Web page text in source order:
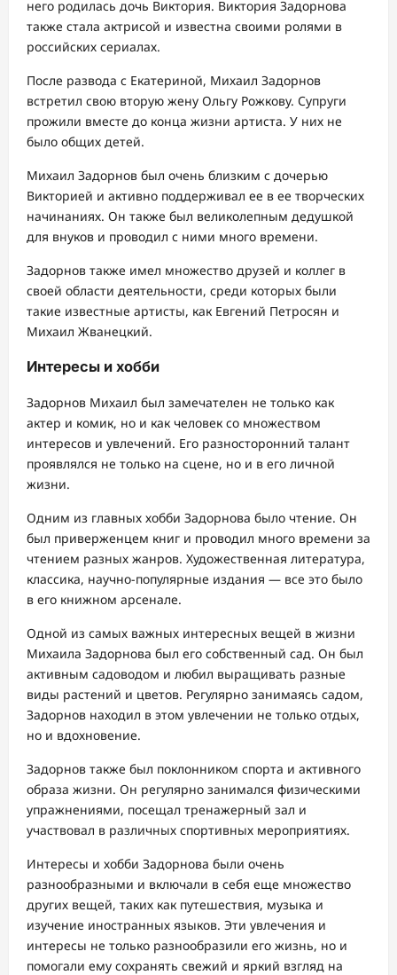
него родилась дочь Виктория. Виктория Задорнова
также стала актрисой и известна своими ролями в
российских сериалах.
После развода с Екатериной, Михаил Задорнов
встретил свою вторую жену Ольгу Рожкову. Супруги
прожили вместе до конца жизни артиста. У них не
было общих детей.
Михаил Задорнов был очень близким с дочерью
Викторией и активно поддерживал ее в ее творческих
начинаниях. Он также был великолепным дедушкой
для внуков и проводил с ними много времени.
Задорнов также имел множество друзей и коллег в
своей области деятельности, среди которых были
такие известные артисты, как Евгений Петросян и
Михаил Жванецкий.
Интересы и хобби
Задорнов Михаил был замечателен не только как
актер и комик, но и как человек со множеством
интересов и увлечений. Его разносторонний талант
проявлялся не только на сцене, но и в его личной
жизни.
Одним из главных хобби Задорнова было чтение. Он
был приверженцем книг и проводил много времени за
чтением разных жанров. Художественная литература,
классика, научно-популярные издания — все это было
в его книжном арсенале.
Одной из самых важных интересных вещей в жизни
Михаила Задорнова был его собственный сад. Он был
активным садоводом и любил выращивать разные
виды растений и цветов. Регулярно занимаясь садом,
Задорнов находил в этом увлечении не только отдых,
но и вдохновение.
Задорнов также был поклонником спорта и активного
образа жизни. Он регулярно занимался физическими
упражнениями, посещал тренажерный зал и
участвовал в различных спортивных мероприятиях.
Интересы и хобби Задорнова были очень
разнообразными и включали в себя еще множество
других вещей, таких как путешествия, музыка и
изучение иностранных языков. Эти увлечения и
интересы не только разнообразили его жизнь, но и
помогали ему сохранять свежий и яркий взгляд на